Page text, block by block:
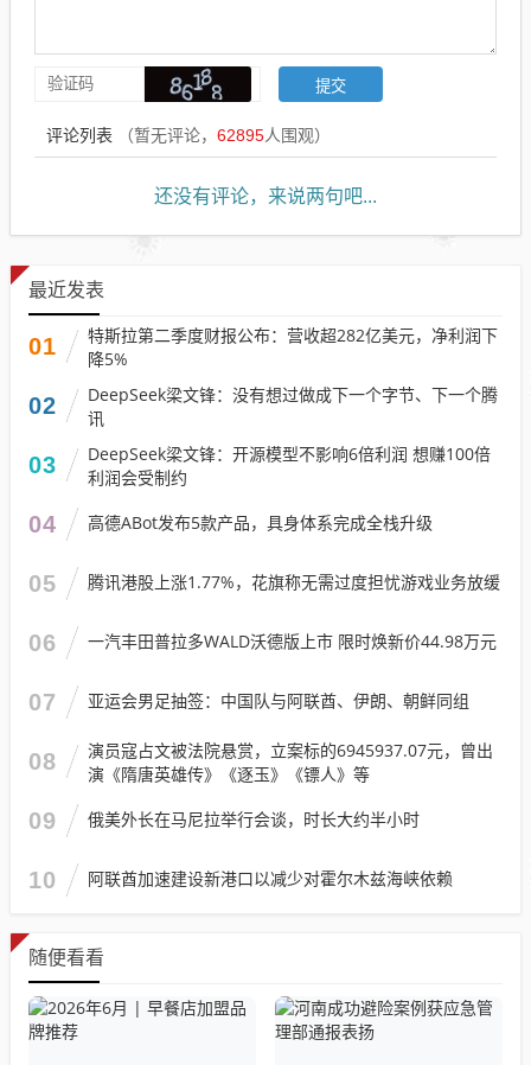
评论列表 （暂无评论， 62895人围观）
还没有评论，来说两句吧...
最近发表
01
特斯拉第二季度财报公布：营收超282亿美元，净利润下
降5%
02
DeepSeek梁文锋：没有想过做成下一个字节、下一个腾
讯
03
DeepSeek梁文锋：开源模型不影响6倍利润 想赚100倍
利润会受制约
04 高德ABot发布5款产品，具身体系完成全栈升级
05 腾讯港股上涨1.77%，花旗称无需过度担忧游戏业务放缓
06 一汽丰田普拉多WALD沃德版上市 限时焕新价44.98万元
07 亚运会男足抽签：中国队与阿联酋、伊朗、朝鲜同组
08
演员寇占文被法院悬赏，立案标的6945937.07元，曾出
演《隋唐英雄传》《逐玉》《镖人》等
09 俄美外长在马尼拉举行会谈，时长大约半小时
10 阿联酋加速建设新港口以减少对霍尔木兹海峡依赖
随便看看